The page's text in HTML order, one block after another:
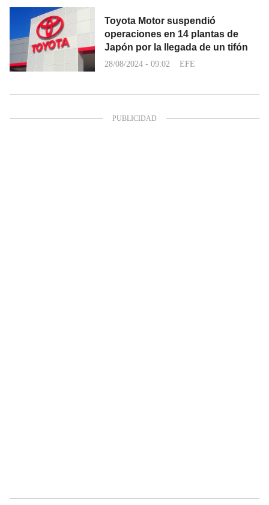
Toyota Motor suspendió
operaciones en 14 plantas de
Japón por la llegada de un tifón
28/08/2024 - 09:02 EFE